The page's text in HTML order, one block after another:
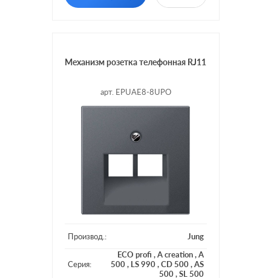
Механизм розетка телефонная RJ11
арт. EPUAE8-8UPO
Производ.: Jung
Серия:
ECO profi ,A creation,A
500, LS 990,CD 500,AS
500,SL 500